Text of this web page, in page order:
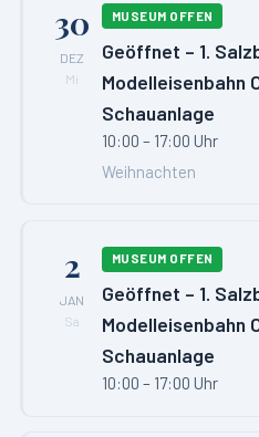
30
DEZ
Mi
MUSEUM OFFEN
Geöffnet – 1.
Modelleisenbahn
Schauanlage
10:00 – 17:00 Uhr
Weihnachten
2
JAN
Sa
MUSEUM OFFEN
Geöffnet – 1.
Modelleisenbahn
Schauanlage
10:00 – 17:00 Uhr